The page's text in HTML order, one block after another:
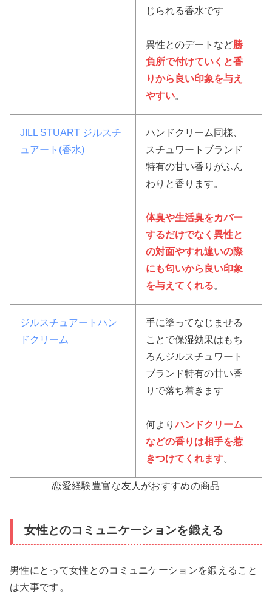
じられる香水です
異性とのデートなど勝
負所で付けていくと香
りから良い印象を与え
やすい。
JILL STUART ジルスチ
ュアート(香水)
ハンドクリーム同様、
スチュワートブランド
特有の甘い香りがふん
わりと香ります。
体臭や生活臭をカバー
するだけでなく異性と
の対面やすれ違いの際
にも匂いから良い印象
を与えてくれる。
ジルスチュアートハン
ドクリーム
手に塗ってなじませる
ことで保湿効果はもち
ろんジルスチュワート
ブランド特有の甘い香
りで落ち着きます
何よりハンドクリーム
などの香りは相手を惹
きつけてくれます。
恋愛経験豊富な友人がおすすめの商品
女性とのコミュニケーションを鍛える
男性にとって女性とのコミュニケーションを鍛えること
は大事です。